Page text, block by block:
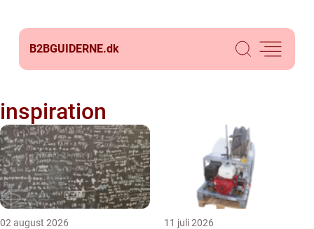
B2BGUIDERNE.dk
inspiration
02 august 2026 11 juli 2026